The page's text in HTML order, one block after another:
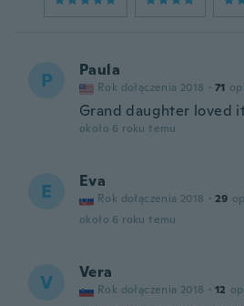
P Paula
Rok dołączenia 2018 · 71
Grand daughter loved
około 6 roku temu
E Eva
Rok dołączenia 2018 · 29
około 6 roku temu
V Vera
Rok dołączenia 2018 · 12